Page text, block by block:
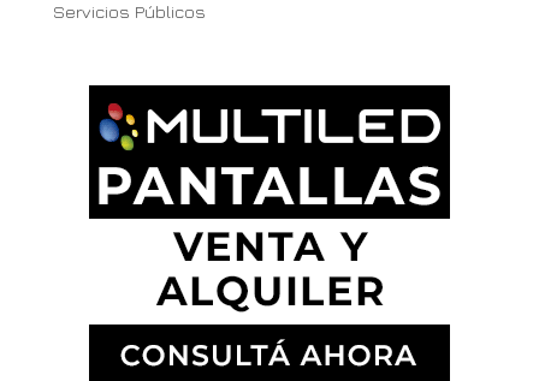
Servicios Públicos